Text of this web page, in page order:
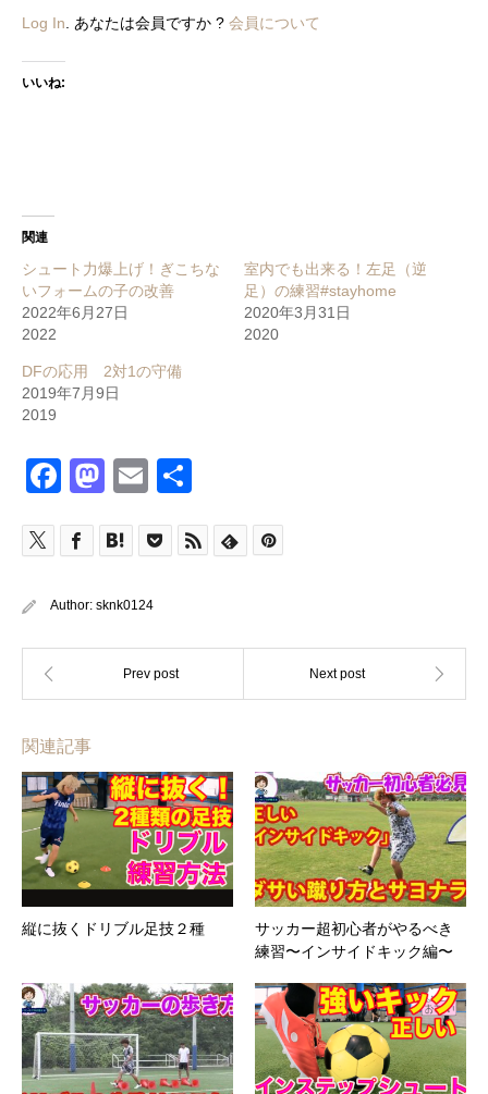
Log In . あなたは会員ですか ? 会員について
いいね:
関連
シュート力爆上げ！ぎこちな
いフォームの子の改善
2022年6月27日
2022
室内でも出来る！左足（逆
足）の練習#stayhome
2020年3月31日
2020
DFの応用 2対1の守備
2019年7月9日
2019
Facebook
Mastodon
Email
Author: sknk0124
関連記事
縦に抜くドリブル足技２種
サッカー超初心者がやるべき
練習〜インサイドキック編〜